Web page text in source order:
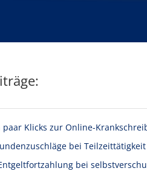
Klicks zur Online-
bei Teilzeittätigkeit
bei